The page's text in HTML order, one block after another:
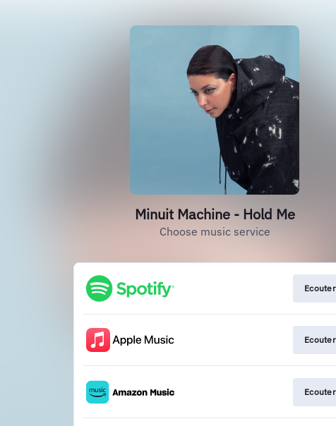
Minuit Machine - Hold Me
Choose music service
Ecouter
Ecouter
Ecouter